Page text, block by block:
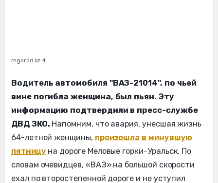
mgorod.kz 4
Водитель автомобиля "ВАЗ-21014", по чьей
вине погибла женщина, был пьян. Эту
информацию подтвердили в пресс-службе
ДВД ЗКО. Напомним, что авария, унесшая жизнь
64-летней женщины, произошла в минувшую
пятницу на дороге Меловые горки-Уральск. По
словам очевидцев, «ВАЗ» на большой скорости
ехал по второстепенной дороге и не уступил